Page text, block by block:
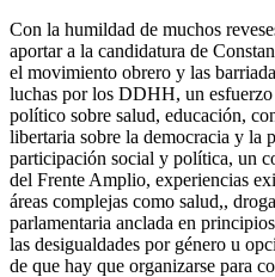
Con la humildad de muchos
aportar a la candidatura de
el movimiento obrero y las
luchas por los DDHH, un
político sobre salud, educación,
libertaria sobre la democracia y la
participación social y política, un
del Frente Amplio, experiencias
áreas complejas como salud,,
parlamentaria anclada en
las desigualdades por género u
de que hay que organizarse para